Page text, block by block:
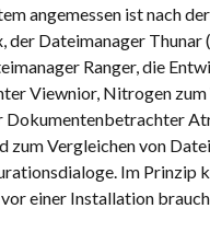
angemessen ist nach
Dateimanager Thunar
Ranger, die
Viewnior, Nitrogen
Dokumentenbetrachter
zum Vergleichen von
Im Prinzip
einer Installation